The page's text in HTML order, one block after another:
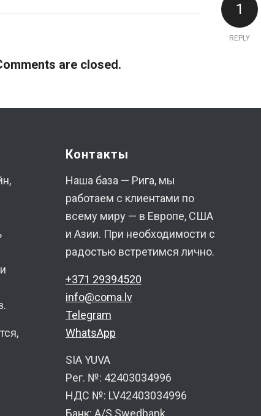
1
REPLY
are closed.
Контакты
Наша база — Рига, мы
работаем с клиентами по
всему миру — в Европе, США
и Азии. При необходимости с
радостью встретимся лично.
+371 29394520
info@coma.lv
Telegram
WhatsApp
SIA YUVA
Рег. №: 42403034996
НДС №: LV42403034996
Банк: A/S Swedbank